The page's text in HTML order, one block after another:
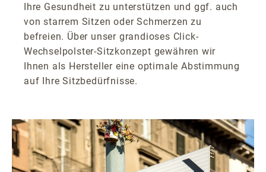
Ihre Gesundheit zu unterstützen und ggf. auch
von starrem Sitzen oder Schmerzen zu
befreien. Über unser grandioses Click-
Wechselpolster-Sitzkonzept gewähren wir
Ihnen als Hersteller eine optimale Abstimmung
auf Ihre Sitzbedürfnisse.
Bildergalerie überspringen